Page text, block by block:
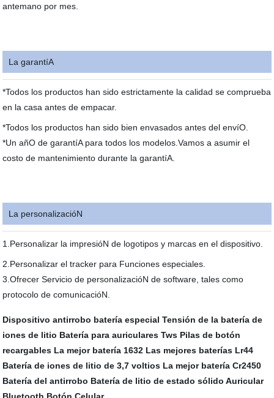
antemano por mes.
La garantíA
*Todos los productos han sido estrictamente la calidad se comprueba
en la casa antes de empacar.
*Todos los productos han sido bien envasados antes del envíO.
*Un añO de garantíA para todos los modelos.Vamos a asumir el
costo de mantenimiento durante la garantíA.
La personalizacióN
1.Personalizar la impresióN de logotipos y marcas en el dispositivo.
2.Personalizar el tracker para Funciones especiales.
3.Ofrecer Servicio de personalizacióN de software, tales como
protocolo de comunicacióN.
Dispositivo antirrobo batería especial Tensión de la batería de
iones de litio Batería para auriculares Tws Pilas de botón
recargables La mejor batería 1632 Las mejores baterías Lr44
Batería de iones de litio de 3,7 voltios La mejor batería Cr2450
Batería del antirrobo Batería de litio de estado sólido Auricular
Bluetooth Botón Celular